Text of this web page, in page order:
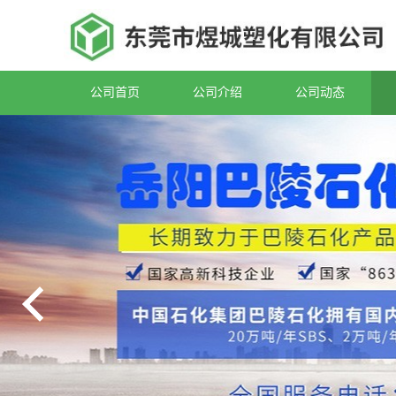
公司首页 公司介绍 公司动态